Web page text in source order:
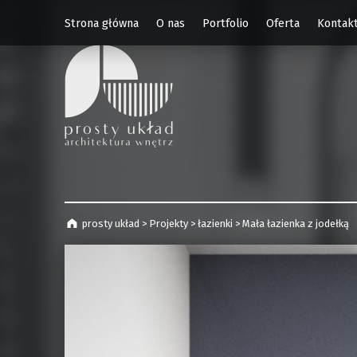
Strona główna O nas Portfolio Oferta
prosty układ
projekty wnętrz | Kraków
prosty układ > Projekty >łazienki >Mała łazienka z jodełką